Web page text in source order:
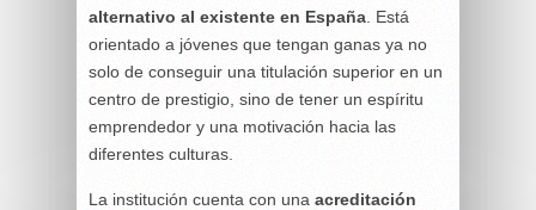
alternativo al existente en España . Está
orientado a jóvenes que tengan ganas ya no
solo de conseguir una titulación superior en un
centro de prestigio, sino de tener un espíritu
emprendedor y una motivación hacia las
diferentes culturas.
La institución cuenta con una acreditación